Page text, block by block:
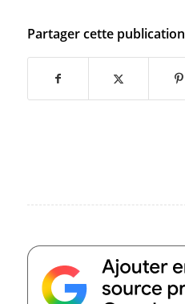
Partager cette publication